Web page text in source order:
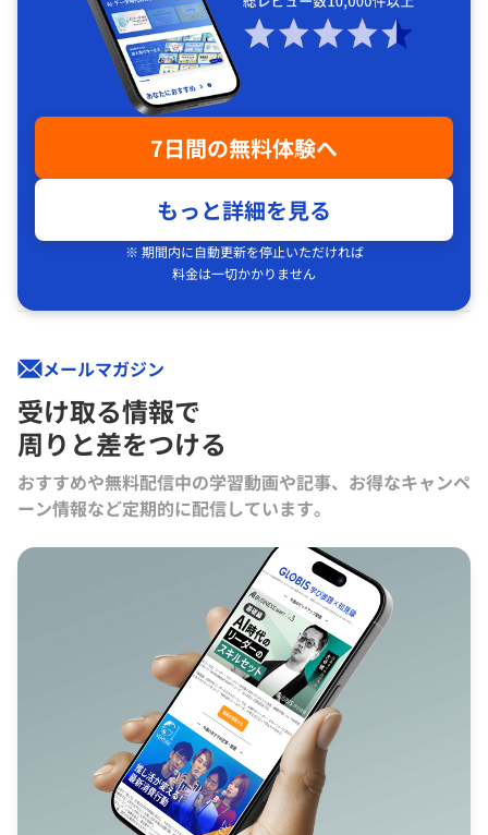
7日間の無料体験へ
もっと詳細を見る
※ 期間内に自動更新を停止いただければ
料金は一切かかりません
メールマガジン
受け取る情報で
周りと差をつける
おすすめや無料配信中の学習動画や記事、お得なキャンペ
ーン情報など定期的に配信しています。